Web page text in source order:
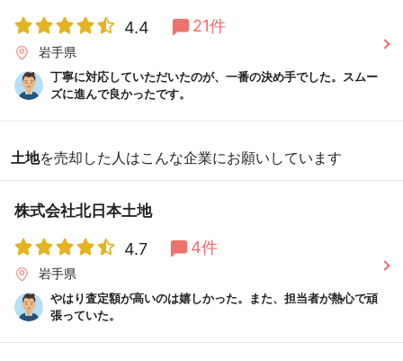
4.4 21件
岩手県
丁寧に対応していただいたのが、一番の決め手でした。スムー
ズに進んで良かったです。
土地を売却した人はこんな企業にお願いしています
株式会社北日本土地
4.7 4件
岩手県
やはり査定額が高いのは嬉しかった。また、担当者が熱心で頑
張っていた。